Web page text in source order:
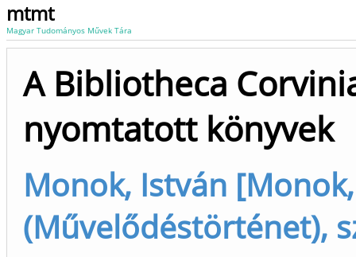
mtmt
Magyar Tudományos Művek Tára
A Bibliotheca
nyomtatott könyvek
Monok, István
(Művelődéstörténet),